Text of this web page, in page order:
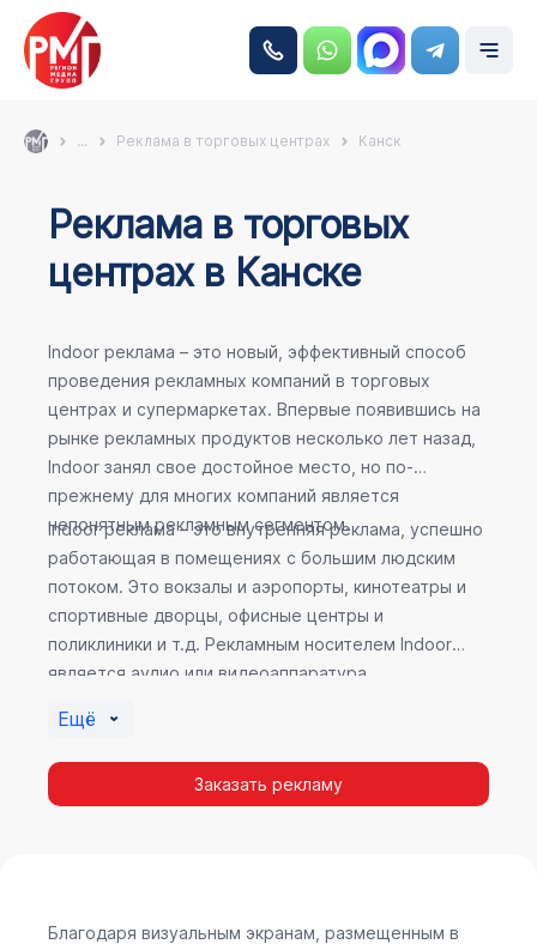
... Реклама в торговых центрах Канск
Реклама в торговых
центрах в Канске
Indoor реклама – это новый, эффективный способ
проведения рекламных компаний в торговых
центрах и супермаркетах. Впервые появившись на
рынке рекламных продуктов несколько лет назад,
Indoor занял свое достойное место, но по-
прежнему для многих компаний является
непонятным рекламным сегментом.
Indoor реклама – это внутренняя реклама, успешно
работающая в помещениях с большим людским
потоком. Это вокзалы и аэропорты, кинотеатры и
спортивные дворцы, офисные центры и
поликлиники и т.д. Рекламным носителем Indoor
является аудио или видеоаппаратура,
эффективность приносит такой вид рекламы в
местах продаж, поскольку воздействие на
покупателя в момент выбора товара наиболее
Indoor рекламы.
Ещё
Заказать рекламу
Благодаря визуальным экранам, размещенным в